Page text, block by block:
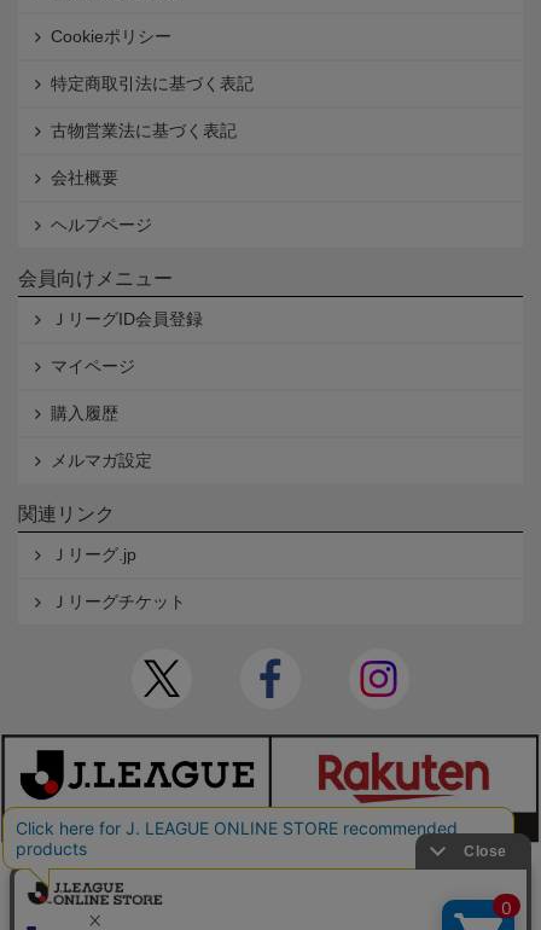
Cookieポリシー
特定商取引法に基づく表記
古物営業法に基づく表記
会社概要
ヘルプページ
会員向けメニュー
ＪリーグID会員登録
マイページ
購入履歴
メルマガ設定
関連リンク
Ｊリーグ.jp
Ｊリーグチケット
本サイトで使用している文章・画像等の無断での複製・転載を禁止します。
© JAPAN PROFESSIONAL FOOTBALL LEAGUE Rakuten Group, Inc. ALL RIGHTS RE